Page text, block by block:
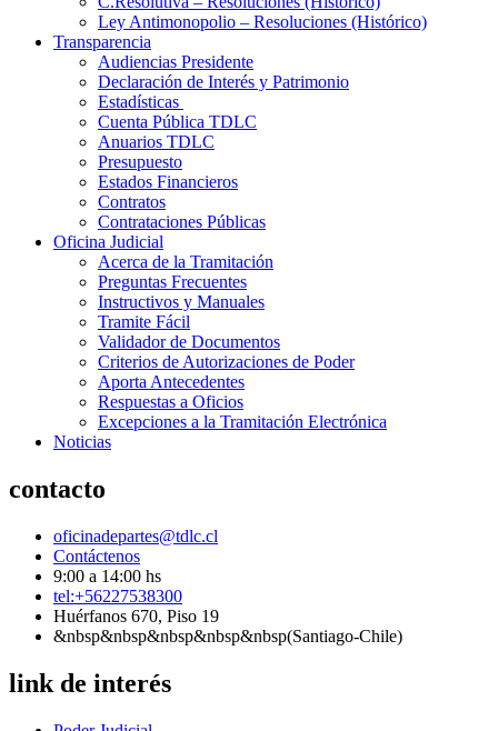
Ley Antimonopolio – Resoluciones (Histórico)
Transparencia
Audiencias Presidente
Declaración de Interés y Patrimonio
Estadísticas
Cuenta Pública TDLC
Anuarios TDLC
Presupuesto
Estados Financieros
Contratos
Contrataciones Públicas
Oficina Judicial
Acerca de la Tramitación
Preguntas Frecuentes
Instructivos y Manuales
Tramite Fácil
Validador de Documentos
Criterios de Autorizaciones de Poder
Aporta Antecedentes
Respuestas a Oficios
Excepciones a la Tramitación Electrónica
Noticias
contacto
oficinadepartes@tdlc.cl
Contáctenos
9:00 a 14:00 hs
tel:+56227538300
Huérfanos 670, Piso 19
&nbsp&nbsp&nbsp&nbsp&nbsp(Santiago-Chile)
link de interés